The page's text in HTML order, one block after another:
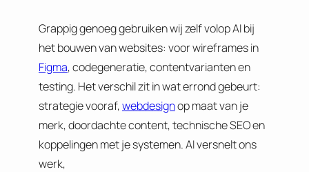
Grappig genoeg gebruiken wij zelf volop AI bij
het bouwen van websites: voor wireframes in
Figma, codegeneratie, contentvarianten en
testing. Het verschil zit in wat errond gebeurt:
strategie vooraf,webdesignop maat van je
merk, doordachte content, technische SEO en
koppelingen met je systemen. AI versnelt ons
werk,